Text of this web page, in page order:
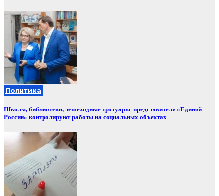
Политика
Школы, библиотеки, пешеходные тротуары: представители «Единой
России» контролируют работы на социальных объектах